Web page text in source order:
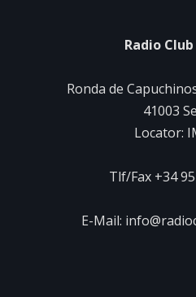
Radio
Ronda de
41003
Locator:
Tlf/Fax +34
E-Mail: